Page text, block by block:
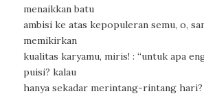
menaikkan batu
ambisi ke atas kepopuleran semu, o,
memikirkan
kualitas karyamu, miris! : “untuk apa
puisi? kalau
hanya sekadar merintang-rintang hari?